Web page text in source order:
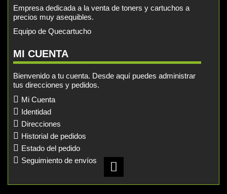
Empresa dedicada a la venta de toners y cartuchos a
precios muy asequibles.
Equipo de Quecartucho
MI CUENTA
Bienvenido a tu cuenta. Desde aquí puedes administrar
tus direcciones y pedidos.
Mi Cuenta
Identidad
Direcciones
Historial de pedidos
Estado del pedido
Seguimiento de envíos